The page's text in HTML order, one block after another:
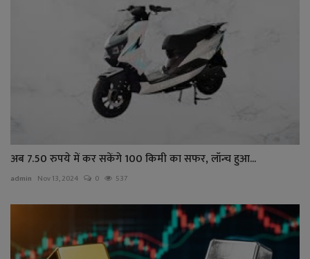
अब 7.50 रुपये में कर सकेंगे 100 किमी का सफर, लॉन्च हुआ...
admin Nov 13, 2024 0 537